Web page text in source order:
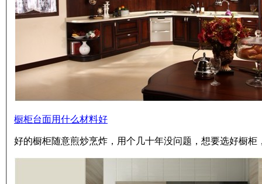
橱柜台面用什么材料好
好的橱柜随意煎炒烹炸，用个几十年没问题，想要选好橱柜